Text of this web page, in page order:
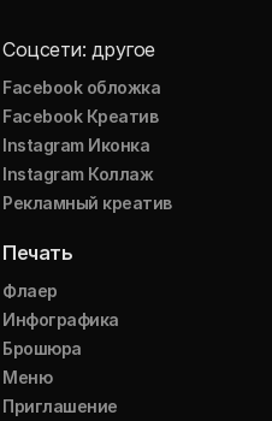
Соцсети: другое
Facebook обложка
Facebook Креатив
Instagram Иконка
Instagram Коллаж
Рекламный креатив
Печать
Флаер
Инфографика
Брошюра
Меню
Приглашение